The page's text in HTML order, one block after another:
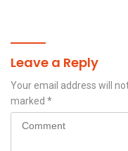
Leave a Reply
Your email address will
marked *